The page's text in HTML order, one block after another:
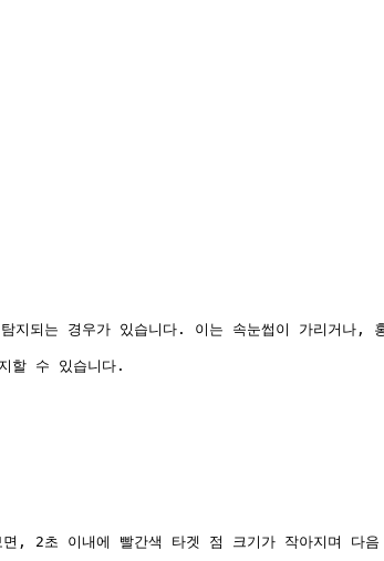
되는 경우가 있습니다. 이는 속눈썹이 가리거나,
할 수 있습니다.
, 2초 이내에 빨간색 타겟 점 크기가 작아지며 다